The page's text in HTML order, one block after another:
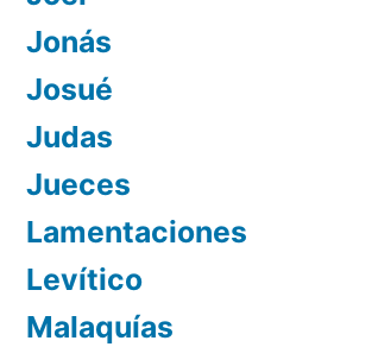
Jonás
Josué
Judas
Jueces
Lamentaciones
Levítico
Malaquías